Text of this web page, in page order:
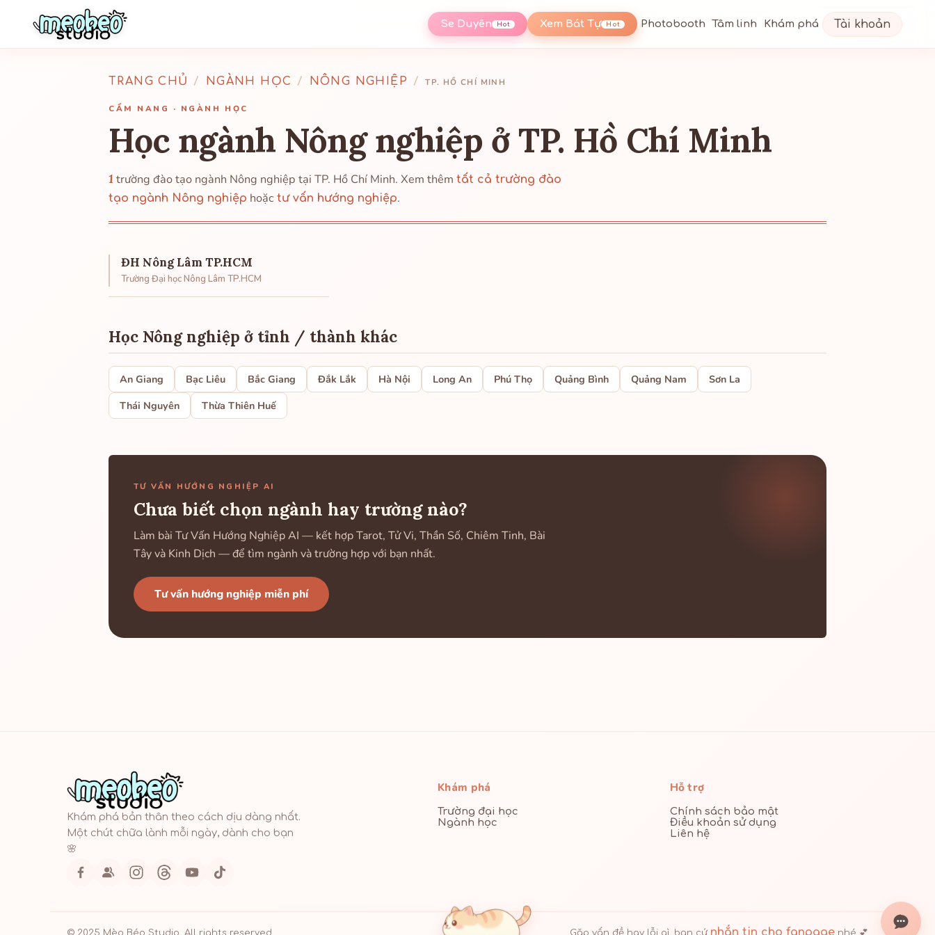
Se Duyên Hot Xem Bát Tự Hot Photobooth Tâm linh Khám phá Tài khoản
TRANG CHỦ / NGÀNH HỌC / NÔNG NGHIỆP / TP. HỒ CHÍ MINH
CẨM NANG · NGÀNH HỌC
Học ngành Nông nghiệp ở TP. Hồ Chí Minh
1 trường đào tạo ngành Nông nghiệp tại TP. Hồ Chí Minh. Xem thêm tất cả trường đào
tạo ngành Nông nghiệp hoặc tư vấn hướng nghiệp.
ĐH Nông Lâm TP.HCM
Trường Đại học Nông Lâm TP.HCM
Học Nông nghiệp ở tỉnh / thành khác
An Giang Bạc Liêu Bắc Giang Đắk Lắk Hà Nội Long An Phú Thọ Quảng Bình Quảng Nam
Sơn La
Thái Nguyên
Thừa Thiên Huế
TƯ VẤN HƯỚNG NGHIỆP AI
Chưa biết chọn ngành hay trường nào?
Làm bài Tư Vấn Hướng Nghiệp AI — kết hợp Tarot, Tử Vi, Thần Số, Chiêm Tinh, Bài
Tây và Kinh Dịch — để tìm ngành và trường hợp với bạn nhất.
Tư vấn hướng nghiệp miễn phí
Khám phá bản thân theo cách dịu dàng nhất.
Một chút chữa lành mỗi ngày, dành cho bạn
🌸
Khám phá
Trường đại học
Ngành học
Hỗ trợ
Chính sách bảo mật
Điều khoản sử dụng
Liên hệ
© 2025 Mèo Béo Studio. All rights reserved. Gặp vấn đề hay lỗi gì, bạn cứ nhé 💕